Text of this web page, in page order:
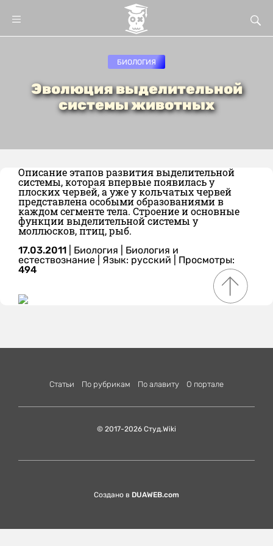
БИОЛОГИЯ
Эволюция выделительной
системы животных
Описание этапов развития выделительной
системы, которая впервые появилась у
плоских червей, а уже у кольчатых червей
представлена особыми образованиями в
каждом сегменте тела. Строение и основные
функции выделительной системы у
моллюсков, птиц, рыб.
17.03.2011 Биология
Биология и
естествознание
Язык: русский | Просмотры:
494
Статьи По рубрикам По алавиту О портале
© 2017-2026 Студ.Wiki
Создано в DUAWEB.com